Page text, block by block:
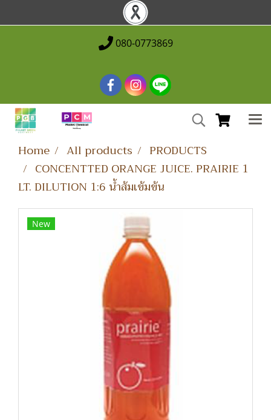
080-0773869
Home All products
PRODUCTS
CONCENTTED ORANGE JUICE. PRAIRIE 1
LT. DILUTION 1:6 น้ำส้มเข้มข้น
New